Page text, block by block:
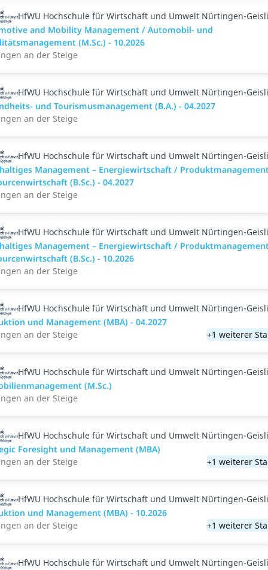
HfWU Hochschule für Wirtschaft und Umwelt Nürtingen-
and Mobility Management / Automobil- und
(M.Sc.) - 10.2026
an der Steige
HfWU Hochschule für Wirtschaft und Umwelt Nürtingen-
und Tourismusmanagement (B.A.) - 04.2027
an der Steige
HfWU Hochschule für Wirtschaft und Umwelt Nürtingen-
Management – Energiewirtschaft /
(B.Sc.) - 04.2027
an der Steige
HfWU Hochschule für Wirtschaft und Umwelt Nürtingen-
Management – Energiewirtschaft /
(B.Sc.) - 10.2026
an der Steige
HfWU Hochschule für Wirtschaft und Umwelt Nürtingen-
und Management (MBA) - 04.2027
an der Steige
+1 weiterer
HfWU Hochschule für Wirtschaft und Umwelt Nürtingen-
(M.Sc.)
an der Steige
HfWU Hochschule für Wirtschaft und Umwelt Nürtingen-
Foresight und Management (MBA)
an der Steige
+1 weiterer
HfWU Hochschule für Wirtschaft und Umwelt Nürtingen-
und Management (MBA) - 10.2026
an der Steige
+1 weiterer
HfWU Hochschule für Wirtschaft und Umwelt Nürtingen-